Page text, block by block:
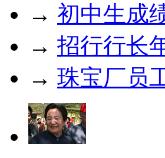
→ 初中生成
→ 招行行长
→ 珠宝厂员